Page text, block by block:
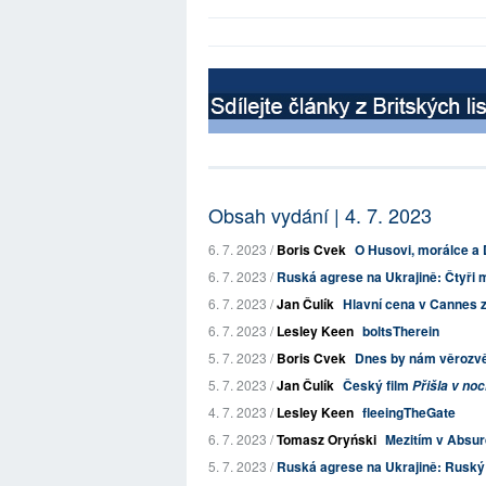
Obsah vydání | 4. 7. 2023
6. 7. 2023 /Boris Cvek O Husovi, morálce a
6. 7. 2023 /Ruská agrese na Ukrajině: Čtyři
6. 7. 2023 /Jan Čulík Hlavní cena v Cannes
6. 7. 2023 /Lesley Keen boltsTherein
5. 7. 2023 /Boris Cvek Dnes by nám
5. 7. 2023 /Jan Čulík Český film Přišla v
4. 7. 2023 /Lesley Keen fleeingTheGate
6. 7. 2023 /Tomasz Oryński Mezitím v
5. 7. 2023 /Ruská agrese na Ukrajině: